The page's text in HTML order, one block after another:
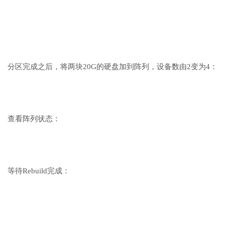
分区完成之后，将两块20G的硬盘加到阵列，设备数由2变为4：
查看阵列状态：
等待Rebuild完成：